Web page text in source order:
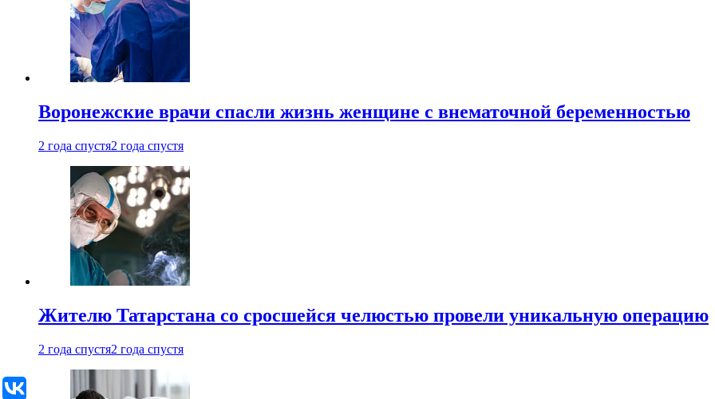
Воронежские врачи спасли жизнь женщине с внематочной беременностью
2 года спустя2 года спустя
Жителю Татарстана со сросшейся челюстью провели уникальную операцию
2 года спустя2 года спустя